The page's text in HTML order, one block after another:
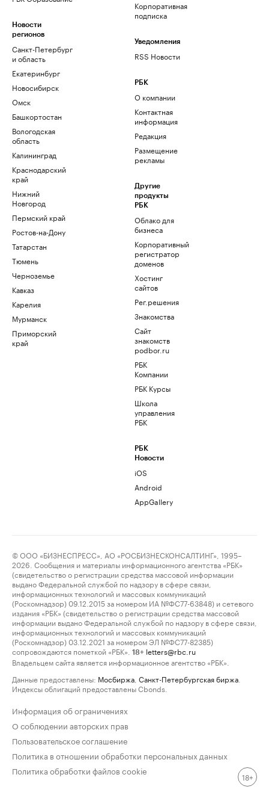
Новости
регионов
Санкт-Петербург
и область
Екатеринбург
Новосибирск
Омск
Башкортостан
Вологодская
область
Калининград
Краснодарский
край
Нижний
Новгород
Пермский край
Ростов-на-Дону
Татарстан
Тюмень
Черноземье
Кавказ
Карелия
Мурманск
Приморский
край
Корпоративная
подписка
Уведомления
RSS Новости
РБК
О компании
Контактная
информация
Редакция
Размещение
рекламы
Другие
продукты
РБК
Облако для
бизнеса
Корпоративный
регистратор
доменов
Хостинг
сайтов
Рег.решения
Знакомства
Сайт
знакомств
podbor.ru
РБК
Компании
РБК Курсы
Школа
управления
РБК
РБК
Новости
iOS
Android
AppGallery
© ООО «БИЗНЕСПРЕСС», АО «РОСБИЗНЕСКОНСАЛТИНГ», 1995–
2026. Сообщения и материалы информационного агентства «РБК»
(свидетельство о регистрации средства массовой информации
выдано Федеральной службой по надзору в сфере связи,
информационных технологий и массовых коммуникаций
(Роскомнадзор) 09.12.2015 за номером ИА №ФС77-63848) и сетевого
издания «РБК» (свидетельство о регистрации средства массовой
информации выдано Федеральной службой по надзору в сфере связи,
информационных технологий и массовых коммуникаций
(Роскомнадзор) 03.12.2021 за номером ЭЛ №ФС77-82385)
сопровождаются пометкой «РБК».
18+ letters@rbc.ru
Владельцем сайта является информационное агентство «РБК».
Данные предоставлены: Мосбиржа Санкт-Петербургская биржа
Индексы облигаций предоставлены Cbonds.
Информация об ограничениях
О соблюдении авторских прав
Пользовательское соглашение
Политика в отношении обработки персональных данных
Политика обработки файлов cookie
18+